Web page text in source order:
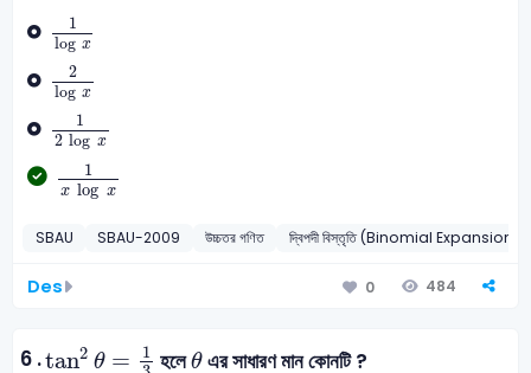
1
log x
log
2
log x
log
1
2 log x
log
1
x log x
log
SBAU SBAU-2009 উচ্চতর গণিত দ্বিপদী বিস্তৃতি (Binomial Expansions)
Des 0 484
6 .tan2 θ =
1
tan2θ 3 হলেθ
θএর সাধারণ মান কোনটি ?